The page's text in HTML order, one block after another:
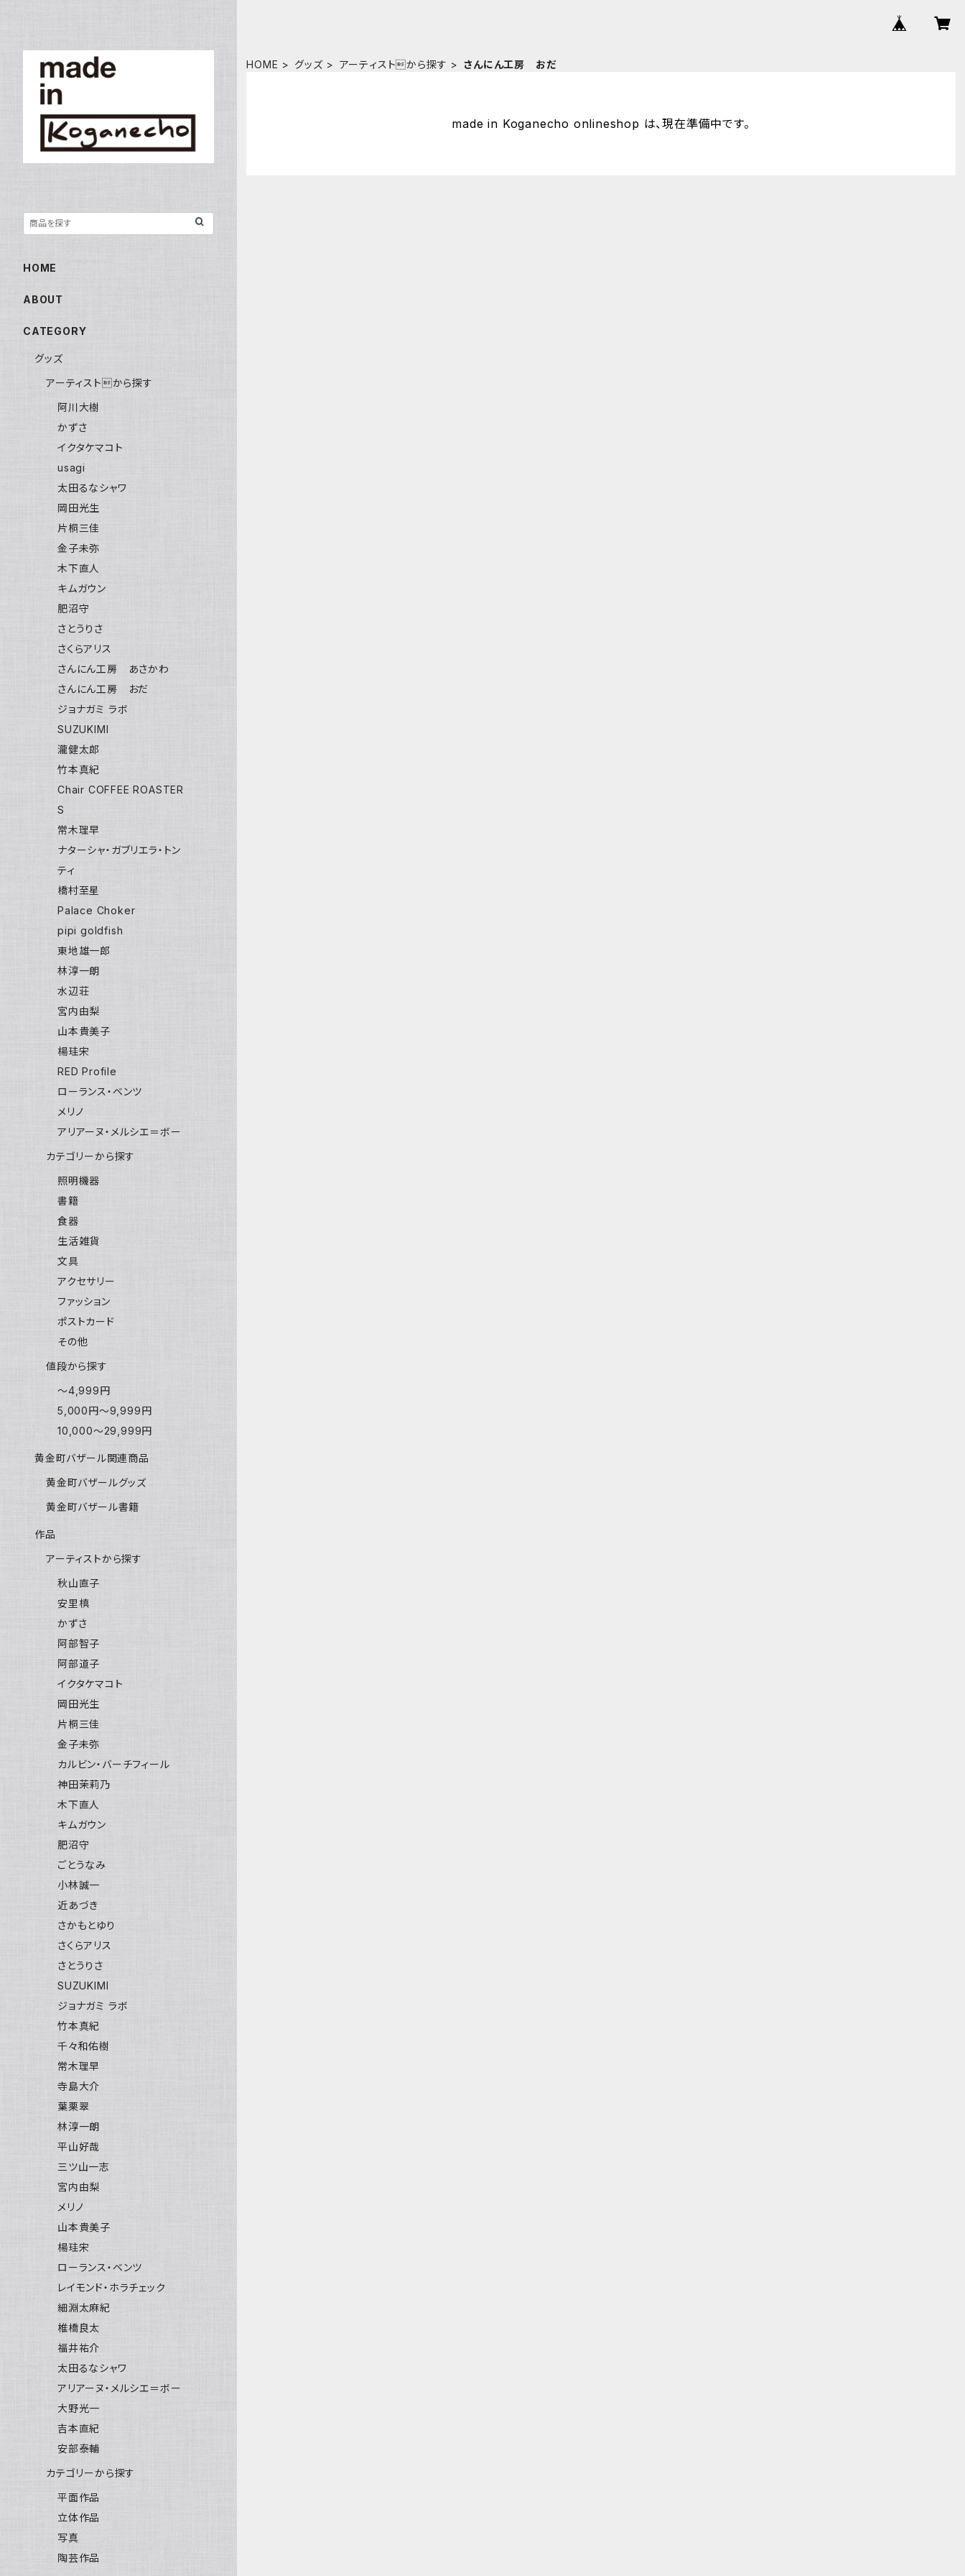
HOME グッズ アーティストから探す さんにん工房 おだ
made in Koganecho onlineshop は、現在準備中です。
HOME
ABOUT
CATEGORY
グッズ
アーティストから探す
阿川大樹
かずさ
イクタケマコト
usagi
太田るなシャワ
岡田光生
片桐三佳
金子未弥
木下直人
キムガウン
肥沼守
さとうりさ
さくらアリス
さんにん工房 あさかわ
さんにん工房 おだ
ジョナガミ ラボ
SUZUKIMI
瀧健太郎
竹本真紀
Chair COFFEE ROASTER
S
常木理早
ナターシャ・ガブリエラ・トン
ティ
橋村至星
Palace Choker
pipi goldfish
東地雄一郎
林淳一朗
水辺荘
宮内由梨
山本貴美子
楊珪宋
RED Profile
ローランス・ベンツ
メリノ
アリアーヌ・メルシエ＝ボー
カテゴリーから探す
照明機器
書籍
食器
生活雑貨
文具
アクセサリー
ファッション
ポストカード
その他
値段から探す
〜4,999円
5,000円〜9,999円
10,000〜29,999円
黄金町バザール関連商品
黄金町バザールグッズ
黄金町バザール書籍
作品
アーティストから探す
秋山直子
安里槙
かずさ
阿部智子
阿部道子
イクタケマコト
岡田光生
片桐三佳
金子未弥
カルビン・バーチフィール
神田茉莉乃
木下直人
キムガウン
肥沼守
ごとうなみ
小林誠一
近あづき
さかもとゆり
さくらアリス
さとうりさ
SUZUKIMI
ジョナガミ ラボ
竹本真紀
千々和佑樹
常木理早
寺島大介
葉栗翠
林淳一朗
平山好哉
三ツ山一志
宮内由梨
メリノ
山本貴美子
楊珪宋
ローランス・ベンツ
レイモンド・ホラチェック
細淵太麻紀
椎橋良太
福井祐介
太田るなシャワ
アリアーヌ・メルシエ＝ボー
大野光一
吉本直紀
安部泰輔
カテゴリーから探す
平面作品
立体作品
写真
陶芸作品